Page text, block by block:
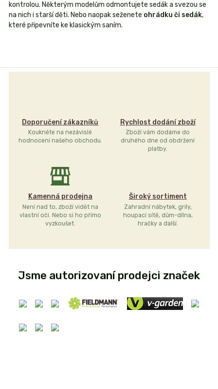
kontrolou. Některým modelům odmontujete sedák a svezou se
na nich i starší děti. Nebo naopak seženete ohrádku či sedák,
které připevníte ke klasickým saním.
Doporučení zákazníků
Koukněte na nezávislé
hodnocení našeho obchodu.
Rychlost dodání zboží
Zboží vám dodáme do
druhého dne od obdržení
platby.
Kamenná prodejna
Není nad to, zboží vidět na
vlastní oči. Nebo si ho přímo
vyzkoušet.
Široký sortiment
Zahradní nábytek, grily,
houpací sítě, dům-dílna,
hračky a další.
Jsme autorizovaní prodejci značek